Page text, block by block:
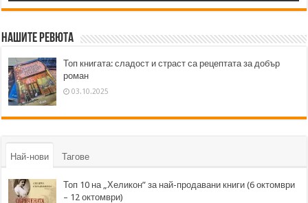
Нашите ревюта
Топ книгата: сладост и страст са рецептата за добър
роман
03.10.2025
Най-нови Тагове
Топ 10 на „Хеликон” за най-продавани книги (6 октомври
– 12 октомври)